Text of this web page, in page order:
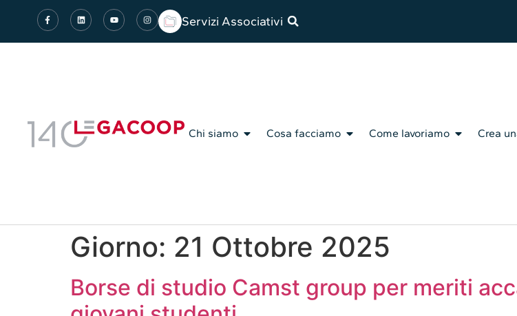
Servizi Associativi
Chi siamo Cosa facciamo Come lavoriamo Crea
Giorno: 21 Ottobre 2025
Borse di studio Camst group per meriti